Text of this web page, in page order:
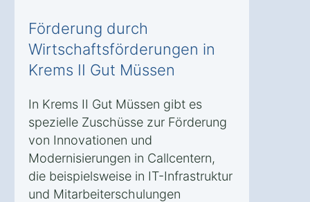
Förderung durch
Wirtschaftsförderungen in
Krems II Gut Müssen
In Krems II Gut Müssen gibt es
spezielle Zuschüsse zur Förderung
von Innovationen und
Modernisierungen in Callcentern,
die beispielsweise in IT-Infrastruktur
und Mitarbeiterschulungen